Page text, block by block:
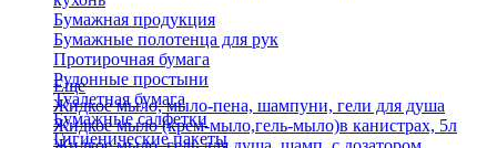
Бумажная продукция
Бумажные полотенца для рук
Протирочная бумага
Рулонные простыни
Туалетная бумага
Бумажные салфетки
Гигиенические пакеты
Еще
Жидкое мыло, мыло-пена, шампуни, гели для душа
Жидкое мыло (крем-мыло,гель-мыло)в канистрах, 5л